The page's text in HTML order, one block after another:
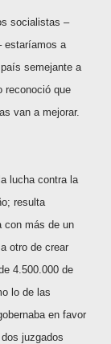
socialistas –
estaríamos a
semejante a
reconoció que
van a mejorar.
lucha contra la
resulta
con más de un
otro de crear
4.500.000 de
lo de las
en favor
juzgados